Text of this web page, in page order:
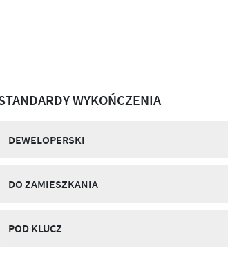
WYKOŃCZENIA
DEWELOPERSKI
DO ZAMIESZKANIA
POD KLUCZ